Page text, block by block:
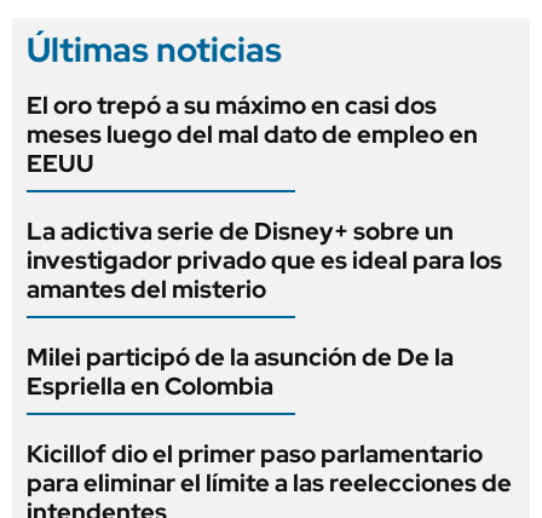
Últimas noticias
El oro trepó a su máximo en casi dos
meses luego del mal dato de empleo en
EEUU
La adictiva serie de Disney+ sobre un
investigador privado que es ideal para los
amantes del misterio
Milei participó de la asunción de De la
Espriella en Colombia
Kicillof dio el primer paso parlamentario
para eliminar el límite a las reelecciones de
intendentes